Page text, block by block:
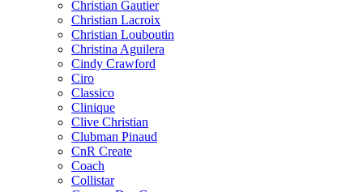
Christian Gautier
Christian Lacroix
Christian Louboutin
Christina Aguilera
Cindy Crawford
Ciro
Classico
Clinique
Clive Christian
Clubman Pinaud
CnR Create
Coach
Collistar